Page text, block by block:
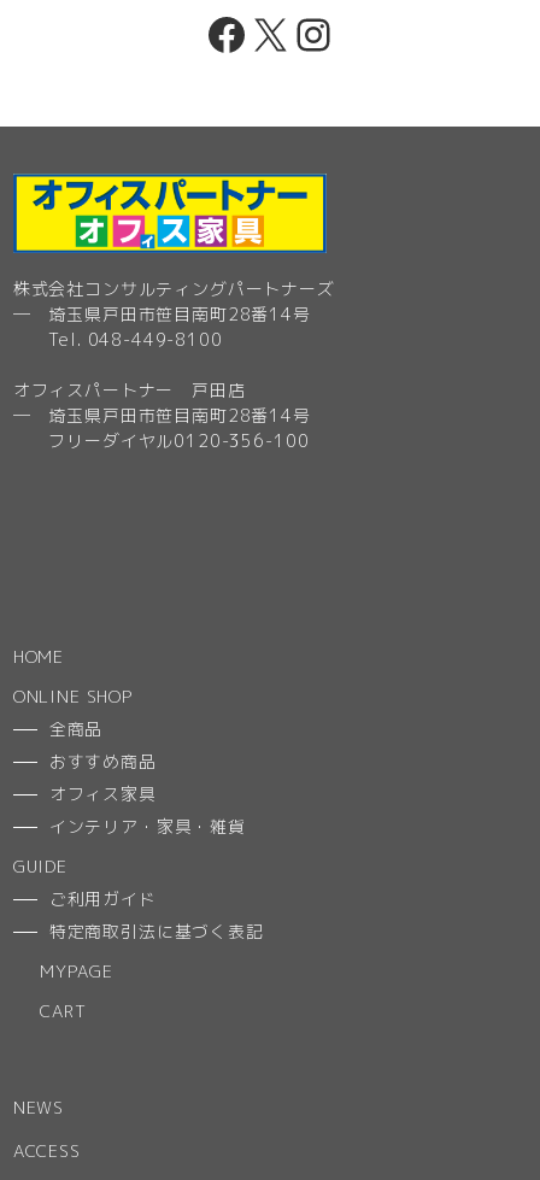
Facebook
X Instagram
株式会社コンサルティングパートナーズ
─ 埼玉県戸田市笹目南町28番14号
Tel. 048-449-8100
オフィスパートナー 戸田店
─ 埼玉県戸田市笹目南町28番14号
フリーダイヤル0120-356-100
HOME
ONLINE SHOP
全商品
おすすめ商品
オフィス家具
インテリア・家具・雑貨
GUIDE
ご利用ガイド
特定商取引法に基づく表記
MYPAGE
CART
NEWS
ACCESS